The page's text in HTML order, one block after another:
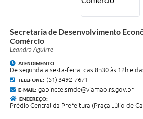
Secretaria de Desenvolvimento
Comércio
Leandro Aguirre
ATENDIMENTO:
De segunda a sexta-feira, das 8h30 às 12h e
TELEFONE: (51) 3492-7671
E-MAIL: gabinete.smde@viamao.rs.gov.br
ENDEREÇO:
Prédio Central da Prefeitura (Praça Júlio de